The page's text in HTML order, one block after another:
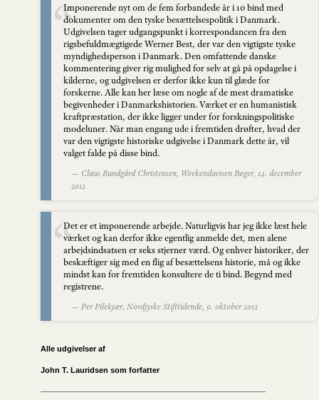
Imponerende nyt om de fem forbandede år i 10 bind med
dokumenter om den tyske besættelsespolitik i Danmark.
Udgivelsen tager udgangspunkt i korrespondancen fra den
rigsbefuldmægtigede Werner Best, der var den vigtigste tyske
myndighedsperson i Danmark. Den omfattende danske
kommentering giver rig mulighed for selv at gå på opdagelse i
kilderne, og udgivelsen er derfor ikke kun til glæde for
forskerne. Alle kan her læse om nogle af de mest dramatiske
begivenheder i Danmarkshistorien. Værket er en humanistisk
kraftpræstation, der ikke ligger under for forskningspolitiske
modeluner. Når man engang ude i fremtiden drøfter, hvad der
var den vigtigste historiske udgivelse i Danmark dette år, vil
valget falde på disse bind.
— Claus Bundgård Christensen, Weekendavisen Bøger, 14. december
2012
Det er et imponerende arbejde. Naturligvis har jeg ikke læst hele
værket og kan derfor ikke egentlig anmelde det, men alene
arbejdsindsatsen er seks stjerner værd. Og enhver historiker, der
beskæftiger sig med en flig af besættelsens historie, må og ikke
mindst kan for fremtiden konsultere de ti bind. Begynd med
registrene.
— Per Pilekjær, Nordjyske Stifttidende, 9. oktober 2012
Alle udgivelser af
John T. Lauridsen som forfatter